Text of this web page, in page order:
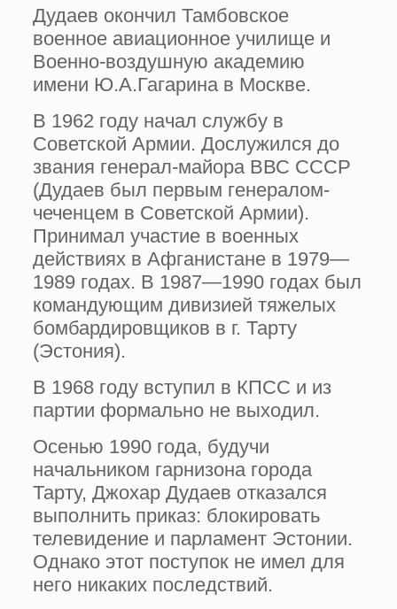
Дудаев окончил Тамбовское
военное авиационное училище и
Военно-воздушную академию
имени Ю.А.Гагарина в Москве.
В 1962 году начал службу в
Советской Армии. Дослужился до
звания генерал-майора ВВС СССР
(Дудаев был первым генералом-
чеченцем в Советской Армии).
Принимал участие в военных
действиях в Афганистане в 1979—
1989 годах. В 1987—1990 годах был
командующим дивизией тяжелых
бомбардировщиков в г. Тарту
(Эстония).
В 1968 году вступил в КПСС и из
партии формально не выходил.
Осенью 1990 года, будучи
начальником гарнизона города
Тарту, Джохар Дудаев отказался
выполнить приказ: блокировать
телевидение и парламент Эстонии.
Однако этот поступок не имел для
него никаких последствий.